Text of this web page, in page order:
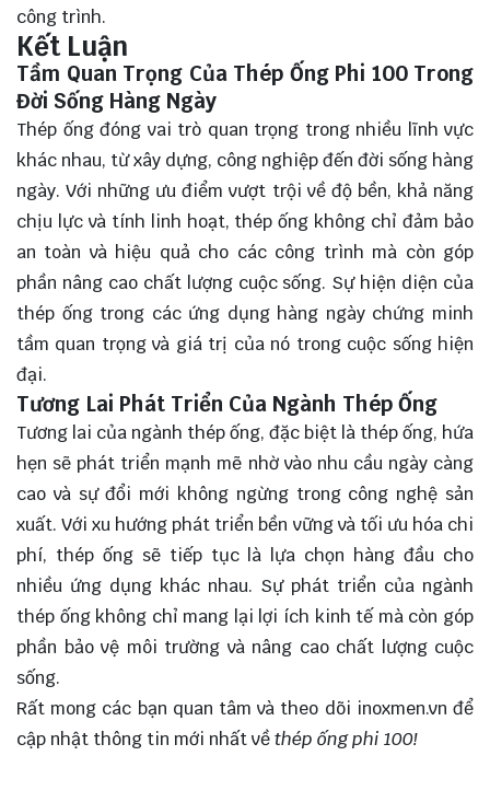
công trình.
Kết Luận
Tầm Quan Trọng Của Thép Ống Phi 100 Trong
Đời Sống Hàng Ngày
Thép ống đóng vai trò quan trọng trong nhiều lĩnh vực
khác nhau, từ xây dựng, công nghiệp đến đời sống hàng
ngày. Với những ưu điểm vượt trội về độ bền, khả năng
chịu lực và tính linh hoạt, thép ống không chỉ đảm bảo
an toàn và hiệu quả cho các công trình mà còn góp
phần nâng cao chất lượng cuộc sống. Sự hiện diện của
thép ống trong các ứng dụng hàng ngày chứng minh
tầm quan trọng và giá trị của nó trong cuộc sống hiện
đại.
Tương Lai Phát Triển Của Ngành Thép Ống
Tương lai của ngành thép ống, đặc biệt là thép ống, hứa
hẹn sẽ phát triển mạnh mẽ nhờ vào nhu cầu ngày càng
cao và sự đổi mới không ngừng trong công nghệ sản
xuất. Với xu hướng phát triển bền vững và tối ưu hóa chi
phí, thép ống sẽ tiếp tục là lựa chọn hàng đầu cho
nhiều ứng dụng khác nhau. Sự phát triển của ngành
thép ống không chỉ mang lại lợi ích kinh tế mà còn góp
phần bảo vệ môi trường và nâng cao chất lượng cuộc
sống.
Rất mong các bạn quan tâm và theo dõi inoxmen.vn để
cập nhật thông tin mới nhất vềthép ống phi 100!